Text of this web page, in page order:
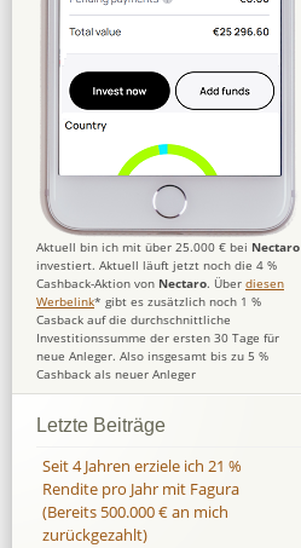
Aktuell bin ich mit über 25.000 € bei Nectaro
investiert. Aktuell läuft jetzt noch die 4 %
Cashback-Aktion von Nectaro. Über diesen
Werbelink* gibt es zusätzlich noch 1 %
Casback auf die durchschnittliche
Investitionssumme der ersten 30 Tage für
neue Anleger. Also insgesamt bis zu 5 %
Cashback als neuer Anleger
Letzte Beiträge
Seit 4 Jahren erziele ich 21 %
Rendite pro Jahr mit Fagura
(Bereits 500.000 € an mich
zurückgezahlt)